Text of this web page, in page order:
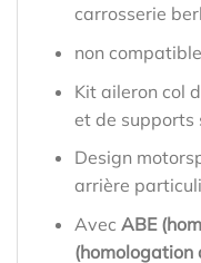
carrosserie
non
Kit aileron col
et de supports
Design
arrière
Avec ABE
(homologation